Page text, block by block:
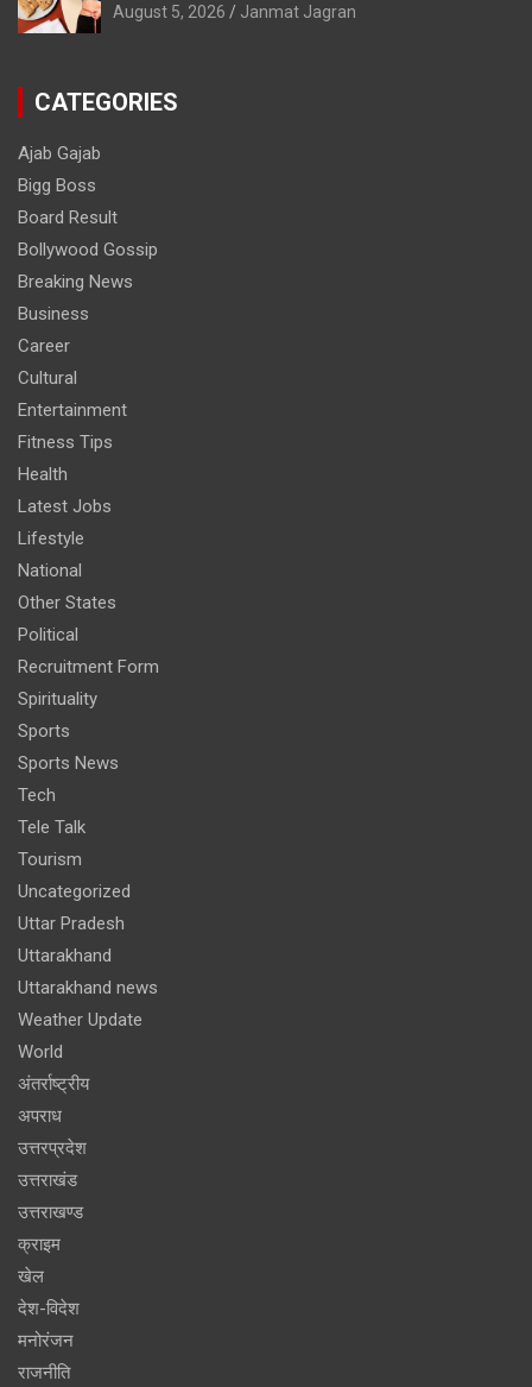
August 5, 2026 Janmat Jagran
CATEGORIES
Ajab Gajab
Bigg Boss
Board Result
Bollywood Gossip
Breaking News
Business
Career
Cultural
Entertainment
Fitness Tips
Health
Latest Jobs
Lifestyle
National
Other States
Political
Recruitment Form
Spirituality
Sports
Sports News
Tech
Tele Talk
Tourism
Uncategorized
Uttar Pradesh
Uttarakhand
Uttarakhand news
Weather Update
World
अंतर्राष्ट्रीय
अपराध
उत्तरप्रदेश
उत्तराखंड
उत्तराखण्ड
क्राइम
खेल
देश-विदेश
मनोरंजन
राजनीति